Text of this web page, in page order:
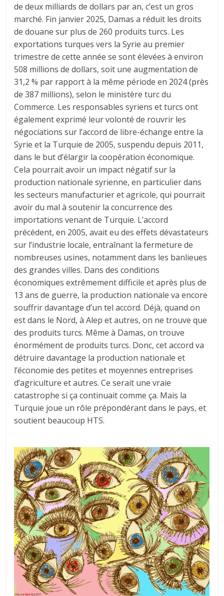
de deux milliards de dollars par an, c’est un gros
marché. Fin janvier 2025, Damas a réduit les droits
de douane sur plus de 260 produits turcs. Les
exportations turques vers la Syrie au premier
trimestre de cette année se sont élevées à environ
508 millions de dollars, soit une augmentation de
31,2 % par rapport à la même période en 2024 (près
de 387 millions), selon le ministère turc du
Commerce. Les responsables syriens et turcs ont
également exprimé leur volonté de rouvrir les
négociations sur l’accord de libre-échange entre la
Syrie et la Turquie de 2005, suspendu depuis 2011,
dans le but d’élargir la coopération économique.
Cela pourrait avoir un impact négatif sur la
production nationale syrienne, en particulier dans
les secteurs manufacturier et agricole, qui pourrait
avoir du mal à soutenir la concurrence des
importations venant de Turquie. L’accord
précédent, en 2005, avait eu des effets dévastateurs
sur l’industrie locale, entraînant la fermeture de
nombreuses usines, notamment dans les banlieues
des grandes villes. Dans des conditions
économiques extrêmement difficile et après plus de
13 ans de guerre, la production nationale va encore
souffrir davantage d’un tel accord. Déjà, quand on
est dans le Nord, à Alep et autres, on ne trouve que
des produits turcs. Même à Damas, on trouve
énormément de produits turcs. Donc, cet accord va
détruire davantage la production nationale et
l’économie des petites et moyennes entreprises
d’agriculture et autres. Ce serait une vraie
catastrophe si ça continuait comme ça. Mais la
Turquie joue un rôle prépondérant dans le pays, et
soutient beaucoup HTS.